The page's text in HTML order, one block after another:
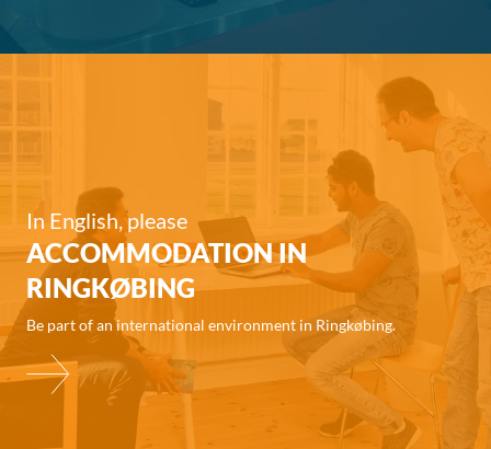
In English, please
ACCOMMODATION IN
RINGKØBING
Be part of an international environment in Ringkøbing.